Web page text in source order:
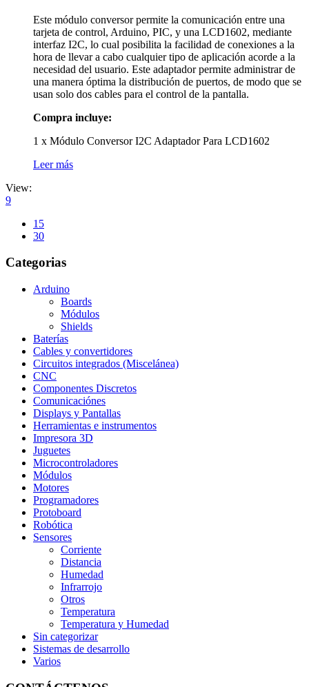
Este módulo conversor permite la comunicación entre una
tarjeta de control, Arduino, PIC, y una LCD1602, mediante
interfaz I2C, lo cual posibilita la facilidad de conexiones a la
hora de llevar a cabo cualquier tipo de aplicación acorde a la
necesidad del usuario. Este adaptador permite administrar de
una manera óptima la distribución de puertos, de modo que se
usan solo dos cables para el control de la pantalla.
Compra incluye:
1 x Módulo Conversor I2C Adaptador Para LCD1602
Leer más
View:
9
15
30
Categorias
Arduino
Boards
Módulos
Shields
Baterías
Cables y convertidores
Circuitos integrados (Miscelánea)
CNC
Componentes Discretos
Comunicaciónes
Displays y Pantallas
Herramientas e instrumentos
Impresora 3D
Juguetes
Microcontroladores
Módulos
Motores
Programadores
Protoboard
Robótica
Sensores
Corriente
Distancia
Humedad
Infrarrojo
Otros
Temperatura
Temperatura y Humedad
Sin categorizar
Sistemas de desarrollo
Varios